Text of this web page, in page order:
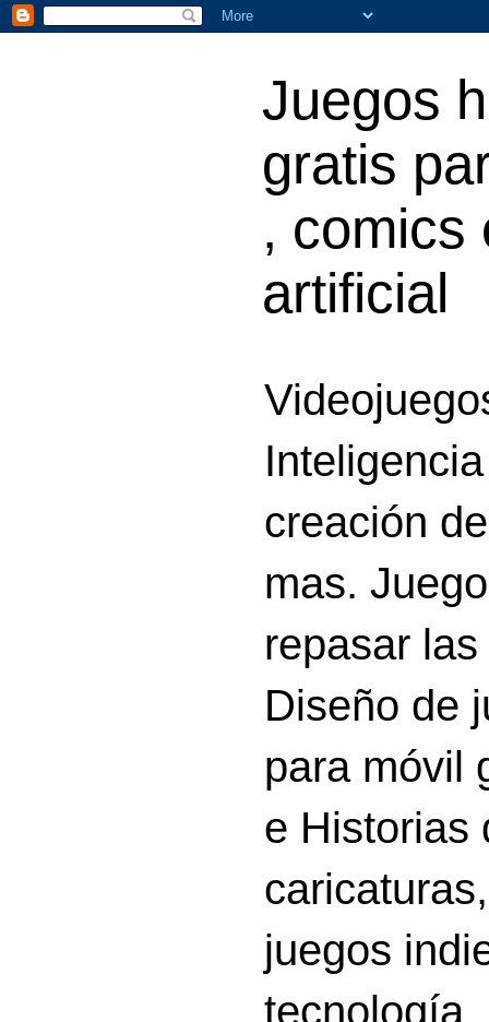
Juegos
gratis
, comics
artificial
creación
mas.
repasar
Diseño de
para móvil
e Historias
juegos
tecnología